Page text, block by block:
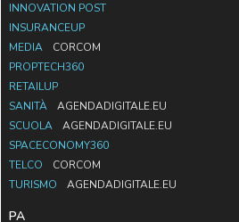
INNOVATION POST
INSURANCEUP
MEDIA
CORCOM
PROPTECH360
RETAILUP
SANITÀ
AGENDADIGITALE.EU
SCUOLA
AGENDADIGITALE.EU
SPACECONOMY360
TELCO
CORCOM
TURISMO
AGENDADIGITALE.EU
PA